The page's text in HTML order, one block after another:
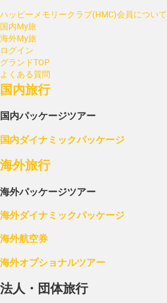
ハッピーメモリークラブ(HMC)会員について
国内My旅
海外My旅
ログイン
グランドTOP
よくある質問
国内旅行
国内パッケージツアー
国内ダイナミックパッケージ
海外旅行
海外パッケージツアー
海外ダイナミックパッケージ
海外航空券
海外オプショナルツアー
法人・団体旅行